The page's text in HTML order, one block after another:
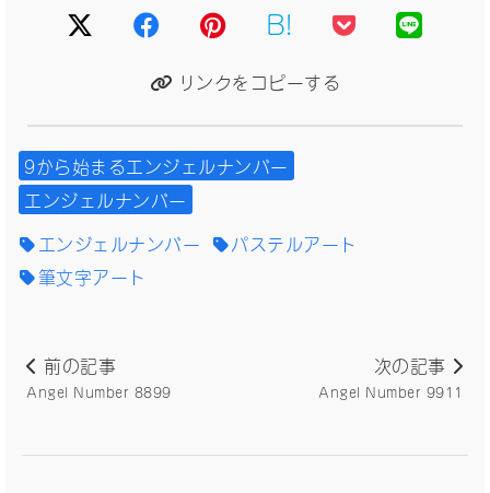
B!
リンクをコピーする
9から始まるエンジェルナンバー
エンジェルナンバー
エンジェルナンバー
パステルアート
筆文字アート
前の記事
Angel Number 8899
次の記事
Angel Number 9911